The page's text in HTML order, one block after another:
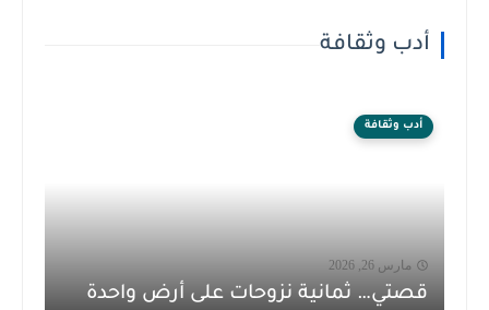
أدب وثقافة
أدب وثقافة
مارس 26, 2026
قصتي… ثمانية نزوحات على أرض واحدة